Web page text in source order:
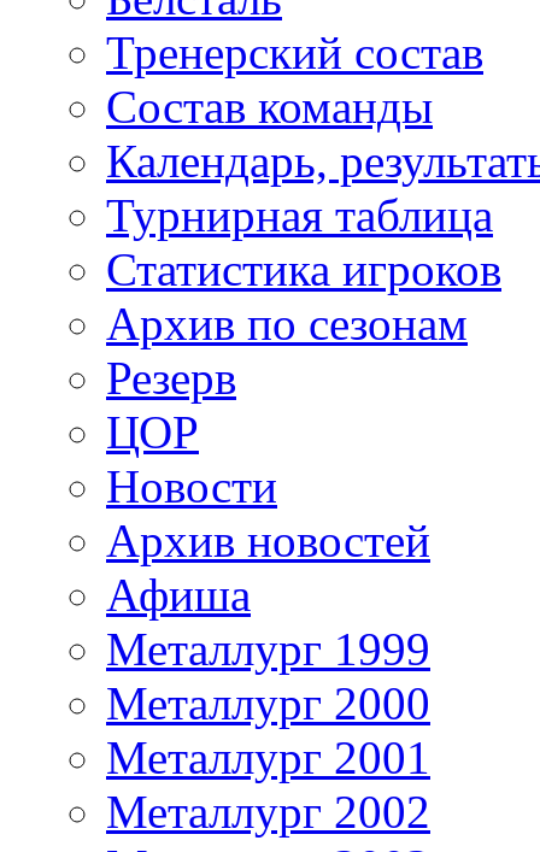
Тренерский состав
Состав команды
Календарь,
Турнирная таблица
Статистика игроков
Архив по сезонам
Резерв
ЦОР
Новости
Архив новостей
Афиша
Металлург 1999
Металлург 2000
Металлург 2001
Металлург 2002